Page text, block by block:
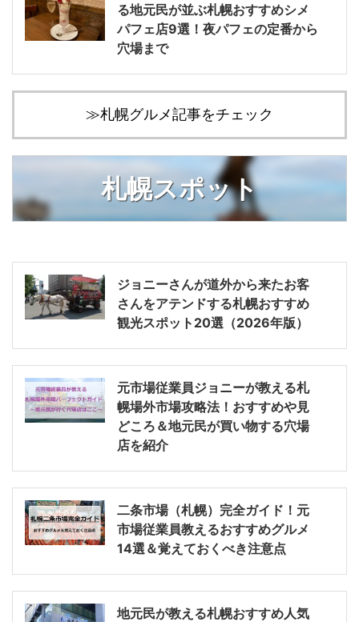
る地元民が並ぶ札幌おすすめシメ
パフェ店9選！夜パフェの定番から
穴場まで
≫札幌グルメ記事をチェック
札幌スポット
ジョニーさんが道外から来たお客
さんをアテンドする札幌おすすめ
観光スポット20選（2026年版）
元市場従業員ジョニーが教える札
幌場外市場攻略法！おすすめや見
どころ＆地元民が買い物する穴場
店を紹介
二条市場（札幌）完全ガイド！元
市場従業員教えるおすすめグルメ
14選＆覚えておくべき注意点
地元民が教える札幌おすすめ人気